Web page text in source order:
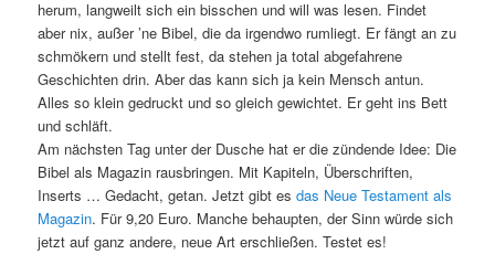
herum, langweilt sich ein bisschen und will was lesen. Findet
aber nix, außer ’ne Bibel, die da irgendwo rumliegt. Er fängt an zu
schmökern und stellt fest, da stehen ja total abgefahrene
Geschichten drin. Aber das kann sich ja kein Mensch antun.
Alles so klein gedruckt und so gleich gewichtet. Er geht ins Bett
und schläft.
Am nächsten Tag unter der Dusche hat er die zündende Idee: Die
Bibel als Magazin rausbringen. Mit Kapiteln, Überschriften,
Inserts … Gedacht, getan. Jetzt gibt esdas Neue Testament als
Magazin. Für 9,20 Euro. Manche behaupten, der Sinn würde sich
jetzt auf ganz andere, neue Art erschließen. Testet es!